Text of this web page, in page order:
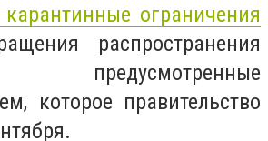
ограничения
распространения
предусмотренные
которое правительство